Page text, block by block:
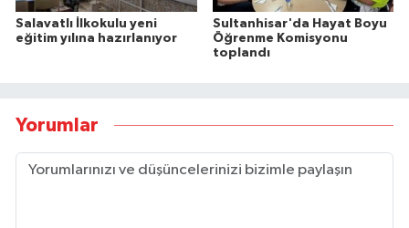
Salavatlı İlkokulu yeni
eğitim yılına hazırlanıyor
Sultanhisar'da Hayat Boyu
Öğrenme Komisyonu
toplandı
Yorumlar